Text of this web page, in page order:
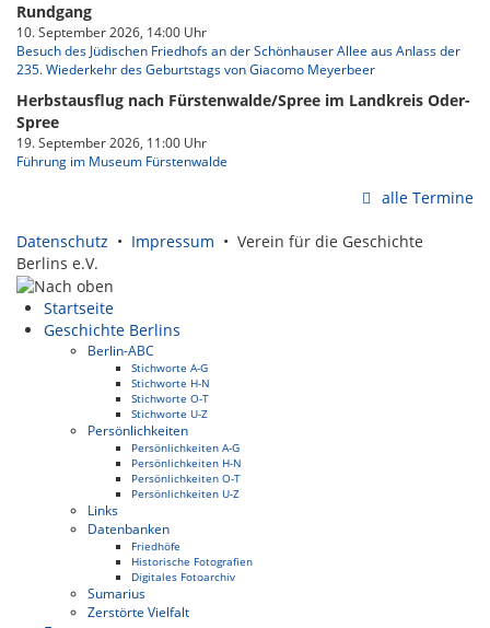
Rundgang
10. September 2026, 14:00 Uhr
Besuch des Jüdischen Friedhofs an der Schönhauser Allee aus Anlass der
235. Wiederkehr des Geburtstags von Giacomo Meyerbeer
Herbstausflug nach Fürstenwalde/Spree im Landkreis Oder-
Spree
19. September 2026, 11:00 Uhr
Führung im Museum Fürstenwalde
alle Termine
Datenschutz • Impressum • Verein für die Geschichte
Berlins e.V.
Startseite
Geschichte Berlins
Berlin-ABC
Stichworte A-G
Stichworte H-N
Stichworte O-T
Stichworte U-Z
Persönlichkeiten
Persönlichkeiten A-G
Persönlichkeiten H-N
Persönlichkeiten O-T
Persönlichkeiten U-Z
Links
Datenbanken
Friedhöfe
Historische Fotografien
Digitales Fotoarchiv
Sumarius
Zerstörte Vielfalt